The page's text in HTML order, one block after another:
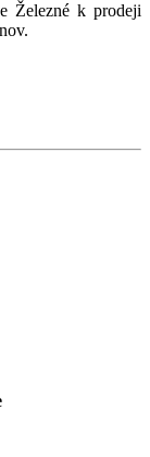
Železné k prodeji